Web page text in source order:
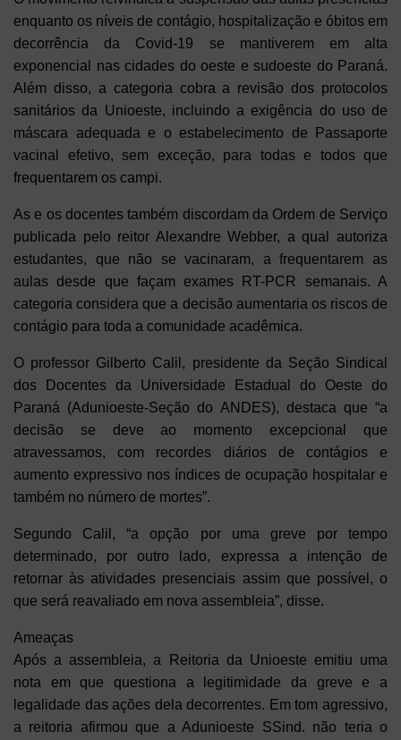
enquanto os níveis de contágio, hospitalização e óbitos em
decorrência da Covid-19 se mantiverem em alta
exponencial nas cidades do oeste e sudoeste do Paraná.
Além disso, a categoria cobra a revisão dos protocolos
sanitários da Unioeste, incluindo a exigência do uso de
máscara adequada e o estabelecimento de Passaporte
vacinal efetivo, sem exceção, para todas e todos que
frequentarem os campi.
As e os docentes também discordam da Ordem de Serviço
publicada pelo reitor Alexandre Webber, a qual autoriza
estudantes, que não se vacinaram, a frequentarem as
aulas desde que façam exames RT-PCR semanais. A
categoria considera que a decisão aumentaria os riscos de
contágio para toda a comunidade acadêmica.
O professor Gilberto Calil, presidente da Seção Sindical
dos Docentes da Universidade Estadual do Oeste do
Paraná (Adunioeste-Seção do ANDES), destaca que “a
decisão se deve ao momento excepcional que
atravessamos, com recordes diários de contágios e
aumento expressivo nos índices de ocupação hospitalar e
também no número de mortes”.
Segundo Calil, “a opção por uma greve por tempo
determinado, por outro lado, expressa a intenção de
retornar às atividades presenciais assim que possível, o
que será reavaliado em nova assembleia”, disse.
Ameaças
Após a assembleia, a Reitoria da Unioeste emitiu uma
nota em que questiona a legitimidade da greve e a
legalidade das ações dela decorrentes. Em tom agressivo,
a reitoria afirmou que a Adunioeste SSind. não teria o